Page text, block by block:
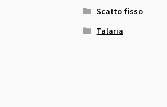
Scatto fisso
Talaria